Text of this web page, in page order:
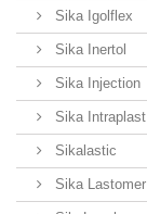
Sika Igolflex
Sika Inertol
Sika Injection
Sika Intraplast
Sikalastic
Sika Lastomer